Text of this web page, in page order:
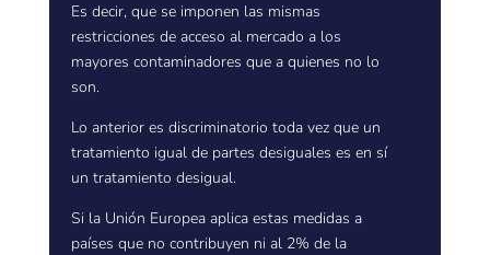
Es decir, que se imponen las mismas
restricciones de acceso al mercado a los
mayores contaminadores que a quienes no lo
son.
Lo anterior es discriminatorio toda vez que un
tratamiento igual de partes desiguales es en sí
un tratamiento desigual.
Si la Unión Europea aplica estas medidas a
países que no contribuyen ni al 2% de la